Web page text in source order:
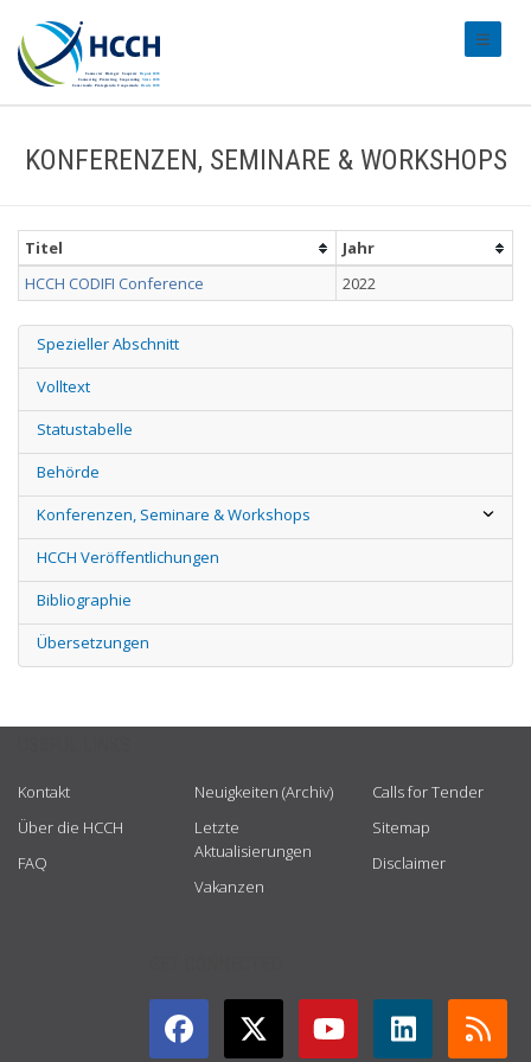
KONFERENZEN, SEMINARE & WORKSHOPS
Titel
Jahr
HCCH CODIFI Conference
2022
Spezieller Abschnitt
Volltext
Statustabelle
Behörde
Konferenzen, Seminare & Workshops
HCCH Veröffentlichungen
Bibliographie
Übersetzungen
Kontakt
Über die HCCH
FAQ
Neuigkeiten (Archiv)
Letzte
Aktualisierungen
Vakanzen
Calls for Tender
Sitemap
Disclaimer